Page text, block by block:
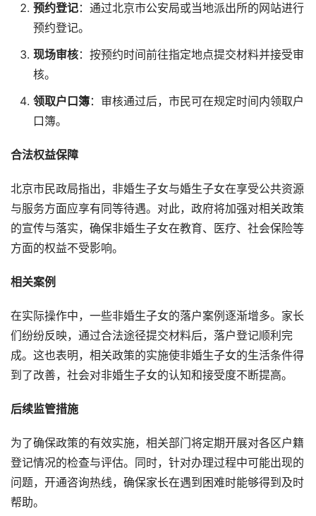
预约登记：通过北京市公安局或当地派出所的网站进行
预约登记。
现场审核：按预约时间前往指定地点提交材料并接受审
核。
领取户口簿：审核通过后，市民可在规定时间内领取户
口簿。
合法权益保障
北京市民政局指出，非婚生子女与婚生子女在享受公共资源
与服务方面应享有同等待遇。对此，政府将加强对相关政策
的宣传与落实，确保非婚生子女在教育、医疗、社会保险等
方面的权益不受影响。
相关案例
在实际操作中，一些非婚生子女的落户案例逐渐增多。家长
们纷纷反映，通过合法途径提交材料后，落户登记顺利完
成。这也表明，相关政策的实施使非婚生子女的生活条件得
到了改善，社会对非婚生子女的认知和接受度不断提高。
后续监管措施
为了确保政策的有效实施，相关部门将定期开展对各区户籍
登记情况的检查与评估。同时，针对办理过程中可能出现的
问题，开通咨询热线，确保家长在遇到困难时能够得到及时
帮助。